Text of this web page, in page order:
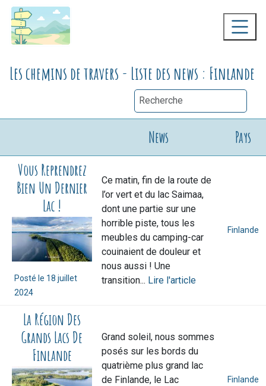
Les chemins de travers - Liste des news : Finlande
News
Pays
Vous Reprendrez
Bien Un Dernier
Lac !
Posté le 18 juillet
2024
Ce matin, fin de la route de
l’or vert et du lac Saimaa,
dont une partie sur une
horrible piste, tous les
meubles du camping-car
couinaient de douleur et
nous aussi ! Une
transition... Lire l'article
Finlande
La Région Des
Grands Lacs De
Finlande
Grand soleil, nous sommes
posés sur les bords du
quatrième plus grand lac
de Finlande, le Lac
Finlande